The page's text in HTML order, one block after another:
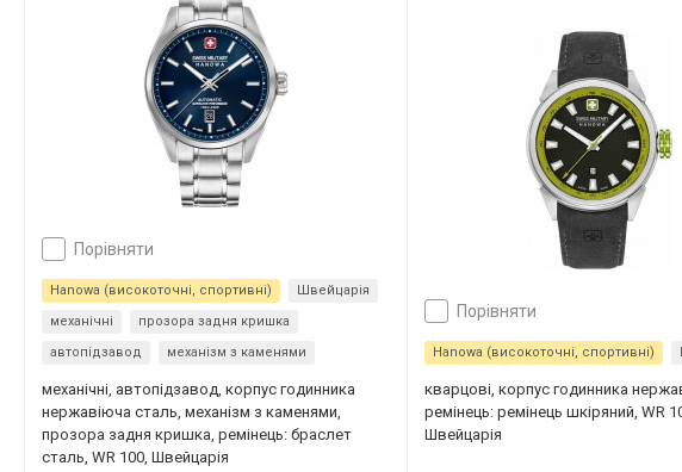
порівняти
Hanowa (високоточні, спортивні)
Швейцарія
механічні
прозора задня кришка
автопідзавод
механізм з каменями
механічні, автопідзавод, корпус годинника
нержавіюча сталь, механізм з каменями,
прозора задня кришка, ремінець: браслет
сталь, WR 100, Швейцарія
порівняти
Hanowa (високоточні, спортивні)
кварцові, корпус годинника
ремінець: ремінець шкіряний, WR
Швейцарія